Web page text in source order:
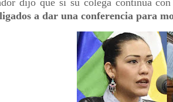
dijo que si su colega continúa
a dar una conferencia para